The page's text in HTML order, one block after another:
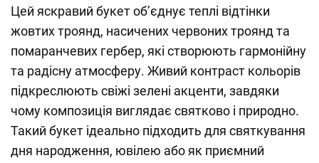
Цей яскравий букет об’єднує теплі відтінки
жовтих троянд, насичених червоних троянд та
помаранчевих гербер, які створюють гармонійну
та радісну атмосферу. Живий контраст кольорів
підкреслюють свіжі зелені акценти, завдяки
чому композиція виглядає святково і природно.
Такий букет ідеально підходить для святкування
дня народження, ювілею або як приємний